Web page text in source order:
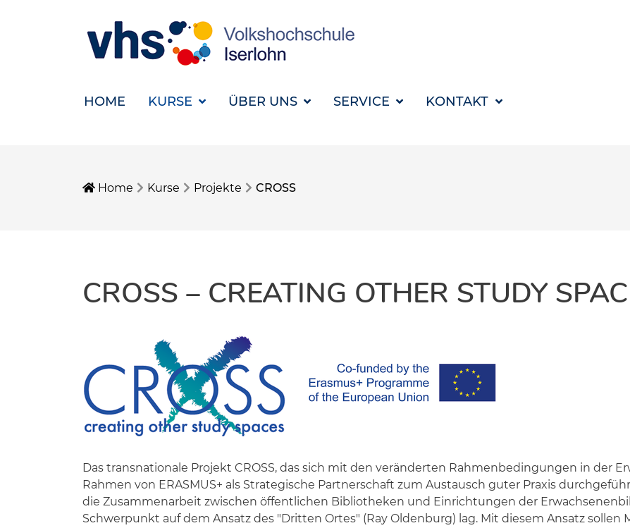
HOME KURSE ÜBER UNS SERVICE KONTAKT
Home Kurse Projekte CROSS
CROSS – CREATING OTHER STUDY
Das transnationale Projekt CROSS, das sich mit den veränderten Rahmenbedingungen in der
Rahmen von ERASMUS+ als Strategische Partnerschaft zum Austausch guter Praxis
die Zusammenarbeit zwischen öffentlichen Bibliotheken und Einrichtungen der
Schwerpunkt auf dem Ansatz des "Dritten Ortes" (Ray Oldenburg) lag. Mit diesem Ansatz